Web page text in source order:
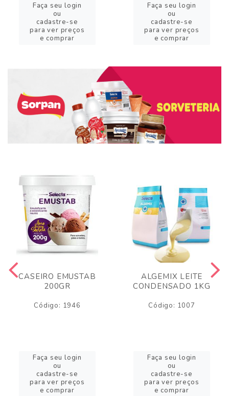
Faça seu login
ou
cadastre-se
para ver preços
e comprar
Faça seu login
ou
cadastre-se
para ver preços
e comprar
CASEIRO EMUSTAB
200GR
Código: 1946
Faça seu login
ou
cadastre-se
para ver preços
e comprar
ALGEMIX LEITE
CONDENSADO 1KG
Código: 1007
Faça seu login
ou
cadastre-se
para ver preços
e comprar